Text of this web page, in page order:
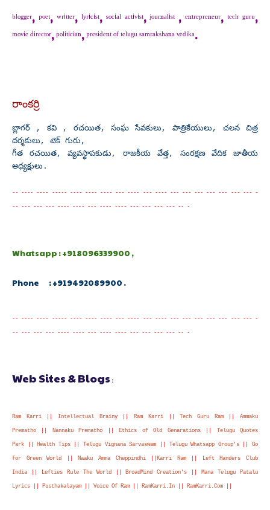
ᵇˡᵒᵍᵍᵉʳ, ᵖᵒᵉᵗ, ʷʳⁱᵗᵗᵉʳ, ˡʸʳⁱᶜⁱˢᵗ, ˢᵒᶜⁱᵃˡ ᵃᶜᵗⁱᵛⁱˢᵗ, ʲᵒᵘʳⁿᵃˡⁱˢᵗ , ᵉⁿᵗʳᵉᵖʳᵉⁿᵉᵘʳ, ᵗᵉᶜʰ ᵍᵘʳᵘ,
ᵐᵒᵛⁱᵉ ᵈⁱʳᵉᶜᵗᵒʳ, ᵖᵒˡⁱᵗⁱᶜⁱᵃⁿ, ᵖʳᵉˢⁱᵈᵉⁿᵗ ᵒᶠ ᵗᵉˡᵘᵍᵘ ˢᵃᵐʳᵃᵏˢʰᵃⁿᵃ ᵛᵉᵈⁱᵏᵃ.
రాంకర్రి
బ్లాగర్ , కవి , రచయిత, సంఘ సేవకులు, పాత్రికేయులు, చలన చిత్ర
దర్శకులు, టెక్ గురు,
గీత రచయిత, వ్యవస్థాపకుడు, రాజకీయ వేత్త, సంరక్షణ వేదిక జాతీయ
అధ్యక్షులు.
-- ---- ---- ----- ---- ---- ---- --- ---- --- ---- --- --- --- --- --- --- --- -
-- --- --- --- ---- ---- --- ---- ---- --- --- --- --- -- -
Whatsapp : +918096339900 ,
Phone : +919492089900 .
-- ---- ---- ----- ---- ---- ---- --- ---- --- ---- --- --- --- --- --- --- --- -
-- --- --- --- ---- ---- --- ---- ---- --- --- --- --- -- -
Web Sites & Blogs :
Ram Karri|| Intellectual Brainy ||Ram Karri|| Tech Guru Ram||Ammaku
Prematho Nannaku Prematho ||Ethics of Old Genarations|| Telugu Quotes
Park ||Health Tips|| Telugu Vignana Sarvaswam Telugu Whatsapp Group's||Go
for Green World ||Naaku Amma Cheppindhi||Karri Ram|| Left Handers Club
India Lefties Rule The World||BroadMind Creation's ||Mana Telugu Patalu
Lyrics Pusthakalayam Voice Of Ram RamKarri.In RamKarri.Com